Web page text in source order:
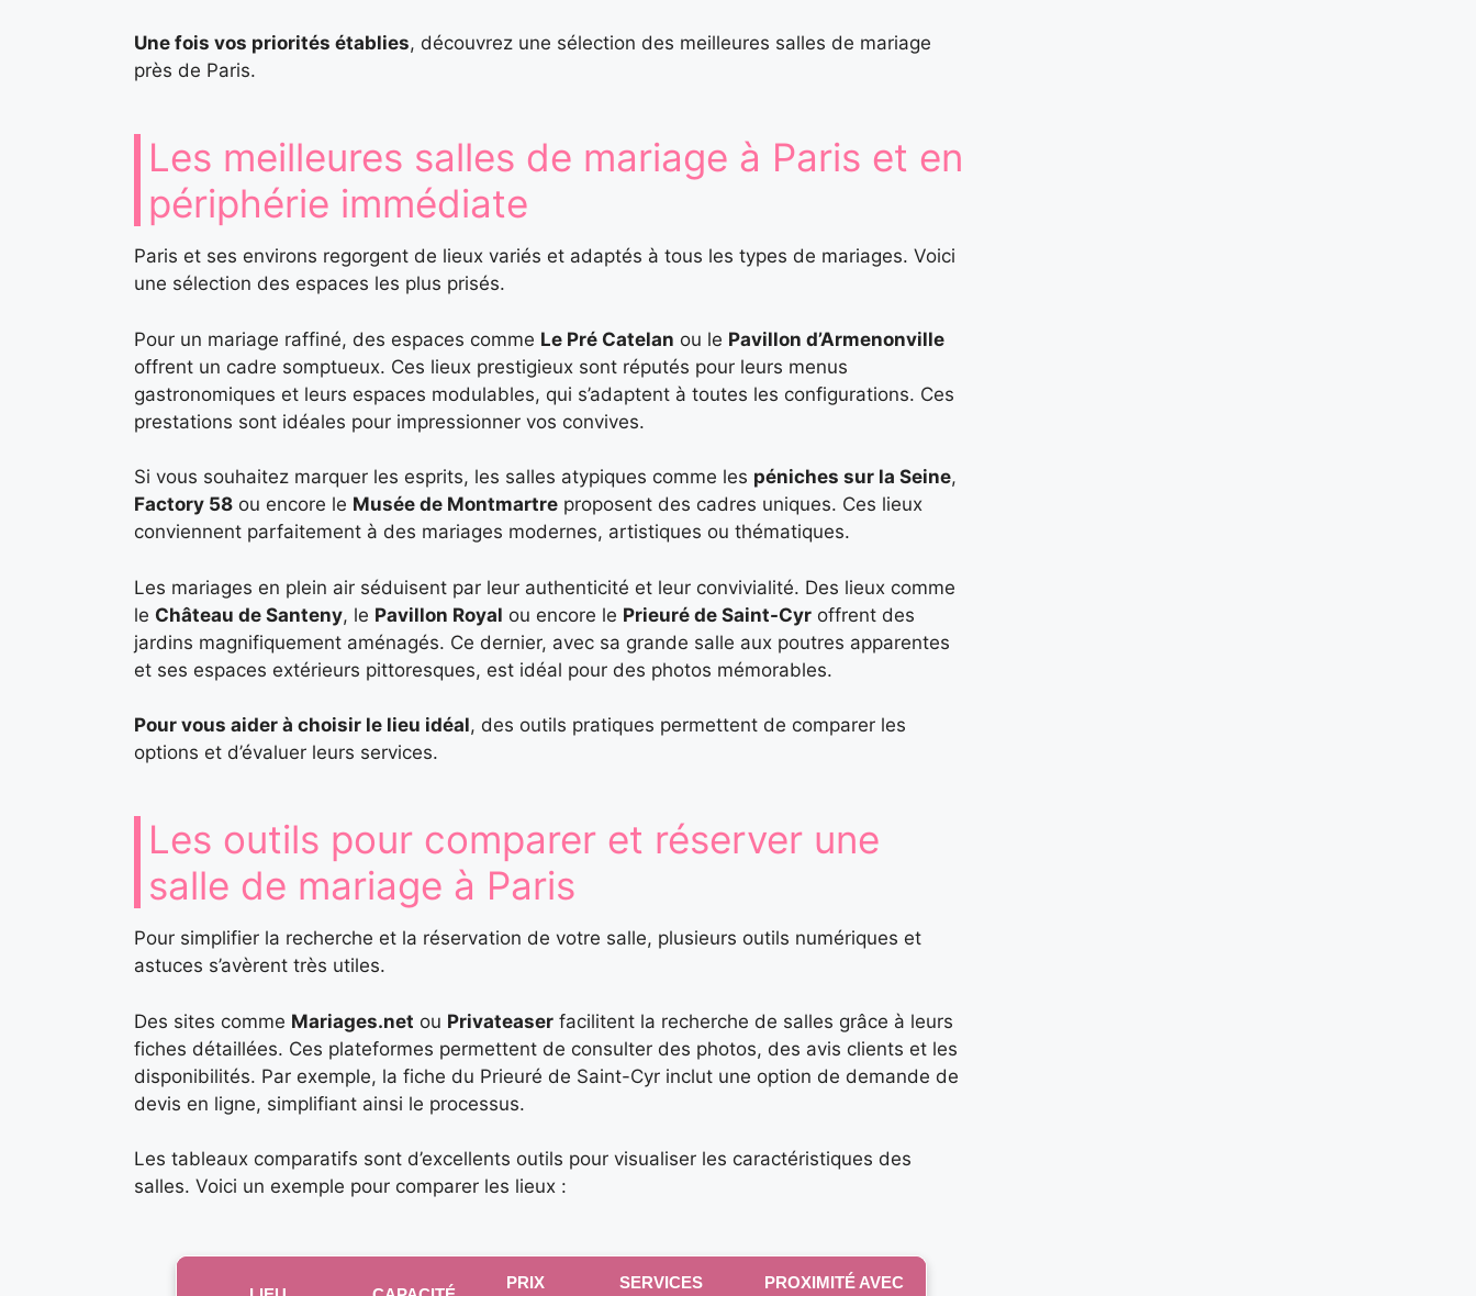
Une fois vos priorités établies, découvrez une sélection des meilleures salles de mariage
près de Paris.
Les meilleures salles de mariage à Paris et en
périphérie immédiate
Paris et ses environs regorgent de lieux variés et adaptés à tous les types de mariages. Voici
une sélection des espaces les plus prisés.
Pour un mariage raffiné, des espaces comme Le Pré Catelan ou le Pavillon d’Armenonville
offrent un cadre somptueux. Ces lieux prestigieux sont réputés pour leurs menus
gastronomiques et leurs espaces modulables, qui s’adaptent à toutes les configurations. Ces
prestations sont idéales pour impressionner vos convives.
Si vous souhaitez marquer les esprits, les salles atypiques comme les péniches sur la Seine,
Factory 58 ou encore le Musée de Montmartre proposent des cadres uniques. Ces lieux
conviennent parfaitement à des mariages modernes, artistiques ou thématiques.
Les mariages en plein air séduisent par leur authenticité et leur convivialité. Des lieux comme
le Château de Santeny, le Pavillon Royal ou encore le Prieuré de Saint-Cyr offrent des
jardins magnifiquement aménagés. Ce dernier, avec sa grande salle aux poutres apparentes
et ses espaces extérieurs pittoresques, est idéal pour des photos mémorables.
Pour vous aider à choisir le lieu idéal, des outils pratiques permettent de comparer les
options et d’évaluer leurs services.
Les outils pour comparer et réserver une
salle de mariage à Paris
Pour simplifier la recherche et la réservation de votre salle, plusieurs outils numériques et
astuces s’avèrent très utiles.
Des sites comme Mariages.net ou Privateaser facilitent la recherche de salles grâce à leurs
fiches détaillées. Ces plateformes permettent de consulter des photos, des avis clients et les
disponibilités. Par exemple, la fiche du Prieuré de Saint-Cyr inclut une option de demande de
devis en ligne, simplifiant ainsi le processus.
Les tableaux comparatifs sont d’excellents outils pour visualiser les caractéristiques des
salles. Voici un exemple pour comparer les lieux :
PRIX SERVICES PROXIMITÉ AVEC